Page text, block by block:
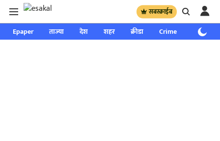
सबस्क्राईब
Epaper ताज्या देश शहर क्रीडा Crime साप्ताहिक